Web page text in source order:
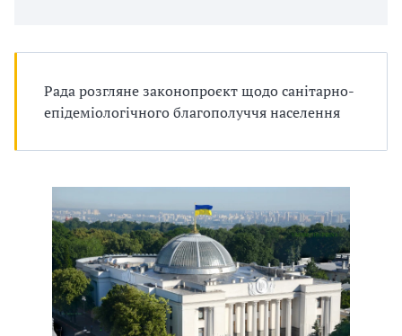
Рада розгляне законопроєкт щодо санітарно-
епідеміологічного благополуччя населення
ж
а